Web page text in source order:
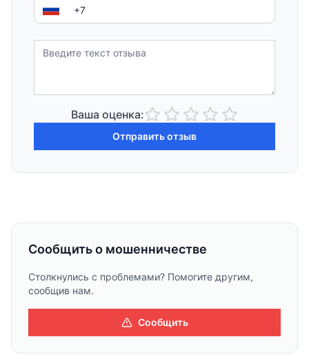
Ваша оценка:
Отправить отзыв
Сообщить о мошенничестве
Столкнулись с проблемами? Помогите другим,
сообщив нам.
Сообщить